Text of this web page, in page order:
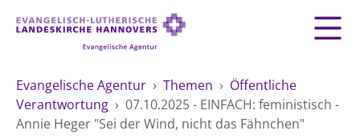
Evangelische Agentur › Themen › Öffentliche
Verantwortung › 07.10.2025 - EINFACH: feministisch -
Annie Heger "Sei der Wind, nicht das Fähnchen"
AGENTUR
LEITBILD
THEMEN
GEMEINDESERVICE